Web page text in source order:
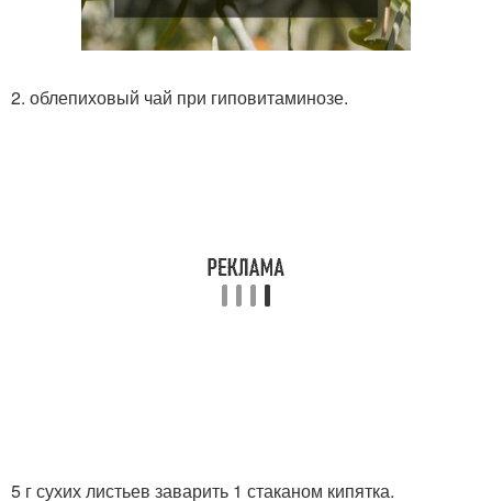
2. облепиховый чай при гиповитаминозе.
5 г сухих листьев заварить 1 стаканом кипятка.